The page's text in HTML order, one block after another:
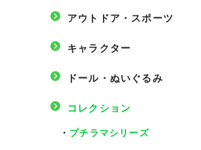
アウトドア・スポーツ
キャラクター
ドール・ぬいぐるみ
コレクション
・ プチラマシリーズ